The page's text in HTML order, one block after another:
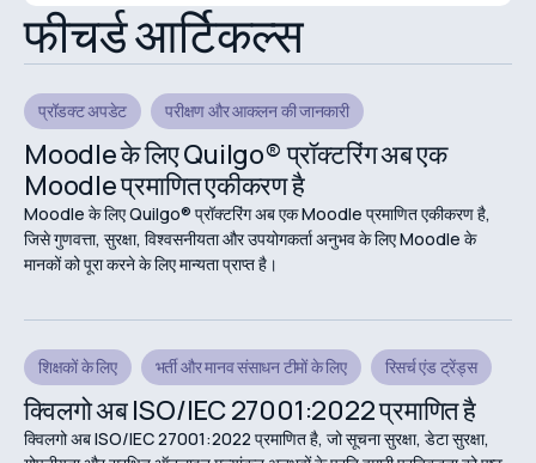
फीचर्ड आर्टिकल्स
प्रॉडक्ट अपडेट परीक्षण और आकलन की जानकारी
Moodle के लिए Quilgo® प्रॉक्टरिंग अब एक
Moodle प्रमाणित एकीकरण है
Moodle के लिए Quilgo® प्रॉक्टरिंग अब एक Moodle प्रमाणित एकीकरण है,
जिसे गुणवत्ता, सुरक्षा, विश्वसनीयता और उपयोगकर्ता अनुभव के लिए Moodle के
मानकों को पूरा करने के लिए मान्यता प्राप्त है।
शिक्षकों के लिए भर्ती और मानव संसाधन टीमों के लिए रिसर्च एंड ट्रेंड्स
क्विलगो अब ISO/IEC 27001:2022 प्रमाणित है
क्विलगो अब ISO/IEC 27001:2022 प्रमाणित है, जो सूचना सुरक्षा, डेटा सुरक्षा,